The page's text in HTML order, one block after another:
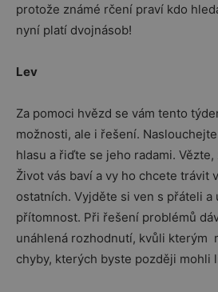
protože známé rčení praví kdo
nyní platí dvojnásob!
Lev
Za pomoci hvězd se vám tento
možnosti, ale i řešení.
hlasu a řiďte se jeho radami.
Život vás baví a vy ho chcete trávit
ostatních. Vyjděte si ven s přáteli
přítomnost. Při řešení problémů
unáhlená rozhodnutí, kvůli kterým
chyby, kterých byste později mohli